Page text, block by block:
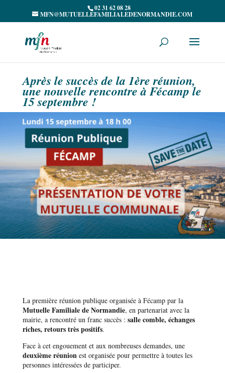
02 31 62 08 28
MFN@MUTUELLEFAMILIALEDENORMANDIE.COM
Après le succès de la 1ère réunion,
une nouvelle rencontre à Fécamp le
15 septembre !
La première réunion publique organisée à Fécamp par la
Mutuelle Familiale de Normandie, en partenariat avec la
mairie, a rencontré un franc succès : salle comble, échanges
riches, retours très positifs.
Face à cet engouement et aux nombreuses demandes, une
deuxième réunionest organisée pour permettre à toutes les
personnes intéressées de participer.